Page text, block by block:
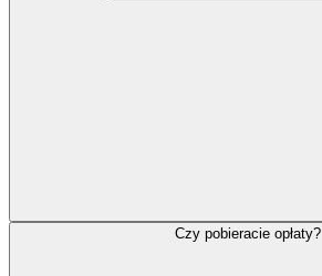
Czy pobieracie opłaty?